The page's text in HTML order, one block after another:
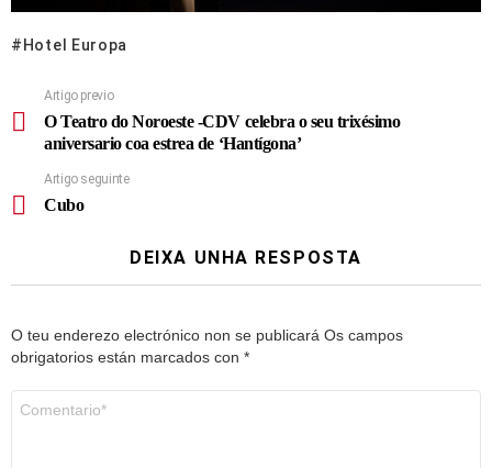
Hotel Europa
Artigo previo
O Teatro do Noroeste -CDV celebra o seu trixésimo
aniversario coa estrea de ‘Hantígona’
Artigo seguinte
Cubo
DEIXA UNHA RESPOSTA
O teu enderezo electrónico non se publicará Os campos
obrigatorios están marcados con *